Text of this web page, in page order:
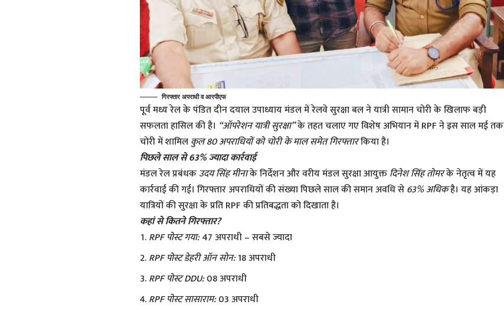
गिरफ्तार अपराधी व आरपीएफ
पूर्व मध्य रेल के पंडित दीन दयाल उपाध्याय मंडल में रेलवे सुरक्षा बल ने यात्री सामान चोरी के खिलाफ बड़ी
सफलता हासिल की है। “ऑपरेशन यात्री सुरक्षा”के तहत चलाए गए विशेष अभियान में RPF ने इस साल मई तक
चोरी में शामिलकुल 80 अपराधियों को चोरी के माल समेत गिरफ्तारकिया है।
पिछले साल से 63% ज्यादा कार्रवाई
मंडल रेल प्रबंधकउदय सिंह मीनाके निर्देशन और वरीय मंडल सुरक्षा आयुक्तदिनेश सिंह तोमरके नेतृत्व में यह
कार्रवाई की गई। गिरफ्तार अपराधियों की संख्या पिछले साल की समान अवधि से63% अधिकहै। यह आंकड़ा
यात्रियों की सुरक्षा के प्रति RPF की प्रतिबद्धता को दिखाता है।
कहां से कितने गिरफ्तार?
RPF पोस्ट गया:47 अपराधी – सबसे ज्यादा
RPF पोस्ट डेहरी ऑन सोन:18 अपराधी
RPF पोस्ट DDU:08 अपराधी
RPF पोस्ट सासाराम:03 अपराधी